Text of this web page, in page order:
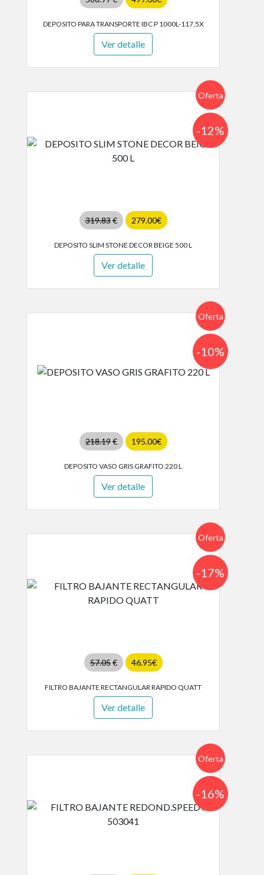
DEPOSITO PARA TRANSPORTE IBC P 1000L-117,5X
Ver detalle
Oferta
319.83€ 279.00€
-12%
DEPOSITO SLIM STONE DECOR BEIGE 500 L
Ver detalle
Oferta
218.19€ 195.00€
-10%
DEPOSITO VASO GRIS GRAFITO 220 L
Ver detalle
Oferta
57.05€ 46.95€
-17%
FILTRO BAJANTE RECTANGULAR RAPIDO QUATT
Ver detalle
Oferta
-16%